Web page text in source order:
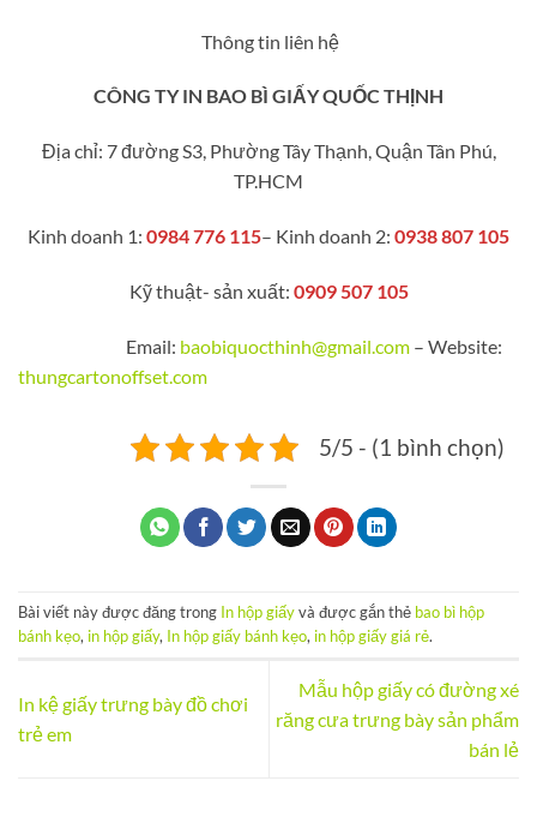
Thông tin liên hệ
CÔNG TY IN BAO BÌ GIẤY QUỐC THỊNH
Địa chỉ: 7 đường S3, Phường Tây Thạnh, Quận Tân Phú,
TP.HCM
Kinh doanh 1: 0984 776 115– Kinh doanh 2: 0938 807 105
Kỹ thuật- sản xuất: 0909 507 105
Email: baobiquocthinh@gmail.com – Website:
thungcartonoffset.com
5/5 - (1 bình chọn)
Bài viết này được đăng trong In hộp giấyvà được gắn thẻ bao bì hộp
bánh kẹo, in hộp giấy, In hộp giấy bánh kẹo, in hộp giấy giá rẻ.
In kệ giấy trưng bày đồ chơi
trẻ em
Mẫu hộp giấy có đường xé
răng cưa trưng bày sản phẩm
bán lẻ